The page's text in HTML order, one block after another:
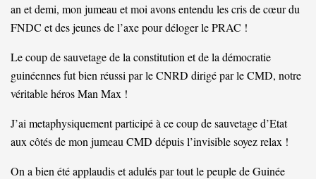
an et demi, mon jumeau et moi avons entendu les cris de cœur du
FNDC et des jeunes de l’axe pour déloger le PRAC !
Le coup de sauvetage de la constitution et de la démocratie
guinéennes fut bien réussi par le CNRD dirigé par le CMD, notre
véritable héros Man Max !
J’ai metaphysiquement participé à ce coup de sauvetage d’Etat
aux côtés de mon jumeau CMD dépuis l’invisible soyez relax !
On a bien été applaudis et adulés par tout le peuple de Guinée